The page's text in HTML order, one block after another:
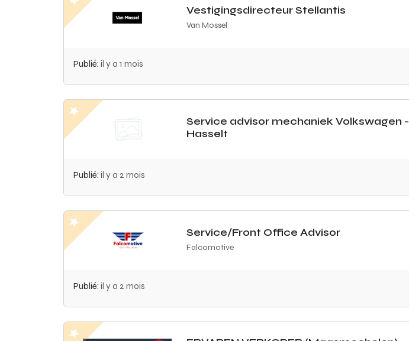
Vestigingsdirecteur Stellantis
Van Mossel
Publié: il y a 1 mois
Service advisor mechaniek Volkswagen -
Hasselt
Publié: il y a 2 mois
Service/Front Office Advisor
Falcomotive
Publié: il y a 2 mois